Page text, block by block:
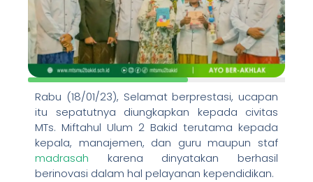
Rabu (18/01/23), Selamat berprestasi, ucapan
itu sepatutnya diungkapkan kepada civitas
MTs. Miftahul Ulum 2 Bakid terutama kepada
kepala, manajemen, dan guru maupun staf
madrasah karena dinyatakan berhasil
berinovasi dalam hal pelayanan kependidikan.